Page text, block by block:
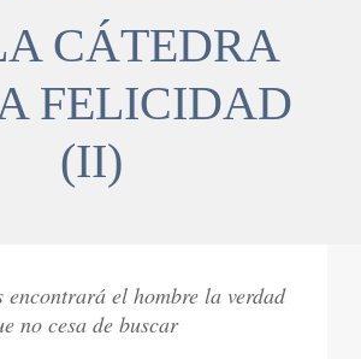
CÁTEDRA
FELICIDAD
(II)
encontrará el hombre la verdad
no cesa de buscar